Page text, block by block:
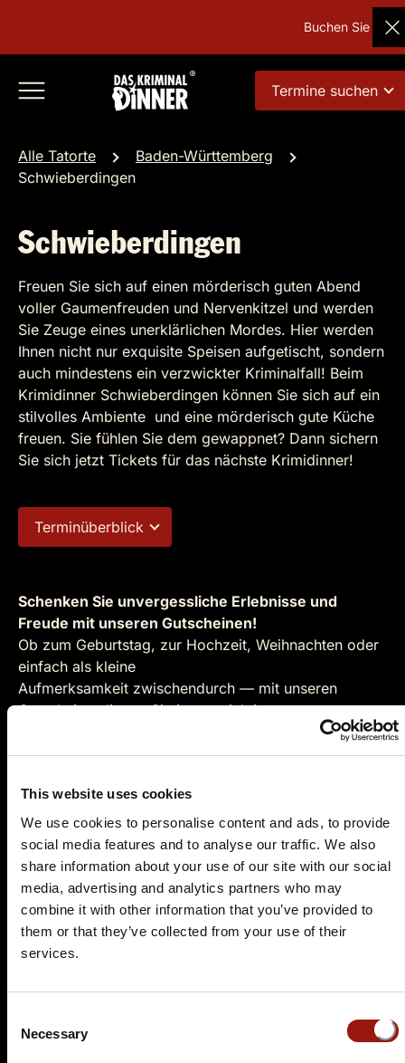
This website uses cookies
We use cookies to personalise content and ads, to provide
social media features and to analyse our traffic. We also
share information about your use of our site with our social
media, advertising and analytics partners who may
combine it with other information that you’ve provided to
them or that they’ve collected from your use of their
services.
Selection
Necessary
Buchen Sie
Termine suchen
Alle Tatorte
Baden-Württemberg
Schwieberdingen
Schwieberdingen
Freuen Sie sich auf einen mörderisch guten Abend
voller Gaumenfreuden und Nervenkitzel und werden
Sie Zeuge eines unerklärlichen Mordes. Hier werden
Ihnen nicht nur exquisite Speisen aufgetischt, sondern
auch mindestens ein verzwickter Kriminalfall! Beim
Krimidinner Schwieberdingen können Sie sich auf ein
stilvolles Ambiente und eine mörderisch gute Küche
freuen. Sie fühlen Sie dem gewappnet? Dann sichern
Sie sich jetzt Tickets für das nächste Krimidinner!
Terminüberblick
Schenken Sie unvergessliche Erlebnisse und
Freude mit unseren Gutscheinen!
Ob zum Geburtstag, zur Hochzeit, Weihnachten oder
einfach als kleine
Aufmerksamkeit zwischendurch — mit unseren
Gutscheinen liegen Sie immer richtig.
Gutschein kaufen
Es wurden leider keine aktuellen Veranstaltungen
für diesen Tatort gefunden.
Nutzen Sie doch einfach die Suchfunktion, um
einen passenden Krimidinner-Spielort in Ihrer
Nähe zu finden.
Schwieberdingen in seiner
vollen Pracht